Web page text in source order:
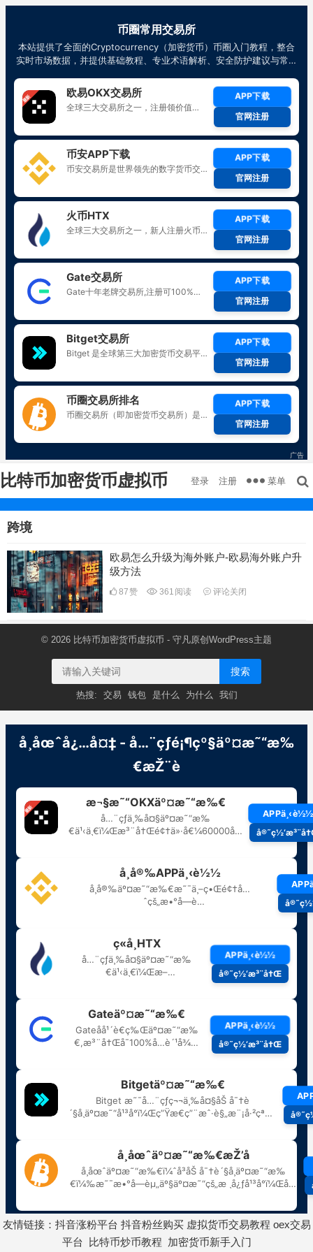
比特币加密货币虚拟币 登录 注册 菜单
跨境
欧易怎么升级为海外账户-欧易海外账户升
级方法
87赞 361 阅读 评论关闭
© 2026 比特币加密货币虚拟币 - 守凡原创 WordPress主题
搜索
热搜: 交易 钱包 是什么 为什么 我们
友情链接： 抖音涨粉平台 抖音粉丝购买 虚拟货币交易教程 oex交易
平台
比特币炒币教程 加密货币新手入门